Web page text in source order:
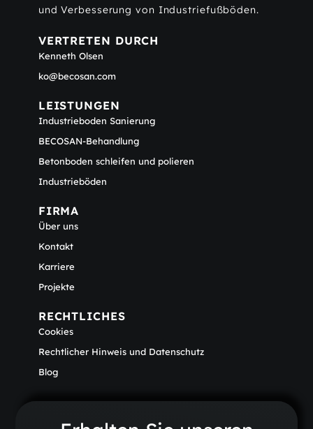
und Verbesserung von Industriefußböden.
VERTRETEN DURCH
Kenneth Olsen
ko@becosan.com
LEISTUNGEN
Industrieboden Sanierung
BECOSAN-Behandlung
Betonboden schleifen und polieren
Industrieböden
FIRMA
Über uns
Kontakt
Karriere
Projekte
RECHTLICHES
Cookies
Rechtlicher Hinweis und Datenschutz
Blog